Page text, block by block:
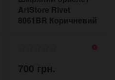
ArtStore Rivet
8061BR Коричневий
700 грн.